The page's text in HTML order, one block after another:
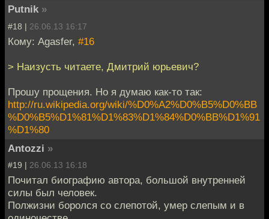
Putnik »
#18 | 26.06.13 16:17
Кому: Agasfer, #16
> Наизусть читаете, Дмитрий юрьевич?
Прошу прощения. Но я думаю как-то так:
http://ru.wikipedia.org/wiki/%D0%A2%D0%B5%D0%BB
%D0%B5%D1%81%D1%83%D1%84%D0%BB%D1%91
%D1%80
Antozzi »
#19 | 26.06.13 16:18
Почитал биографию автора, большой внутренней
силы был человек.
Полжизни боролся со слепотой, умер слепым и в